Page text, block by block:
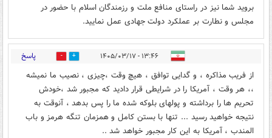
بروید شما نیز در راستای منافع ملت و رزمندگان اسلام با حضور در
مجلس و نطارت بر عملکرد دولت جهادی عمل نمایید.
۱۳:۴۶ - ۱۴۰۵/۰۳/۱۷ 1 پاسخ
از فریب مذاکره ، و گدایی توافق ، هیچ وقت ،چیزی ، نصیب ما نمیشه
،، هر وقت ، آمریکا را در شرایطی قرار دادید که مجبور شد ،خودش
تحریم ها را برداشته و پولهای بلوکه شده ما را پس بدهد ، آنوقت به
نتیجه خواهید رسید ... تنها با بستن کامل و همزمان تنگه هرمز و باب
المندب ، آمریکا به این کار مجبور خواهد شد ..